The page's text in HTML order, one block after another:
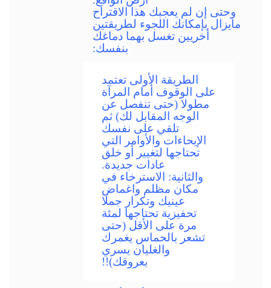
وحتى إن لم يعجبك هذا الاقتراح
مايزال بإمكانك اللجوء لطريقتين
أخريين تغسل بهما دماغك
بنفسك:
الطريقة الأولى تعتمد
على الوقوف أمام المرآة
مطولا (حتى تنفصل عن
الوجه المقابل لك) ثم
تلقي على نفسك
الإيحاءات والأوامر التي
تحتاجها لتغيير أو خلق
عادات جديدة.
والثانية: الاسترخاء في
مكان مظلم واغماض
عينيك وتكرار جملا
تحفيزية تحتاجها لمئة
مرة على الأقل (حتى
تشعر بالحماس يغمرك
والغليان يسري
بعروقك)!!